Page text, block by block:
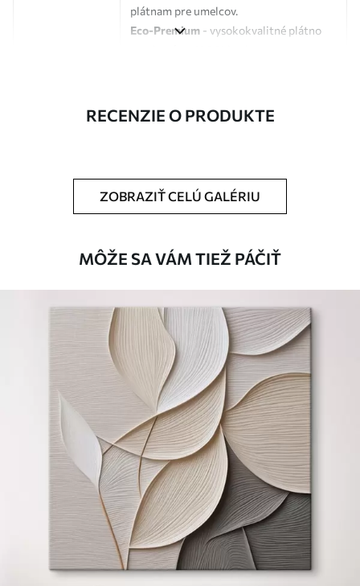
plátnam pre umelcov.
Eco-Premium - vysokokvalitné plátno
s33431
Dostupné materiály
Štandard
Odolné voči vyblednutiu
Bezpečný atrament bez zápachu
Povrch podobný plátnu
Ekologický materiál
Premium
.00
Žiarivé a sýte farby
Odolné voči vyblednutiu
Bezpečný atrament bez zápachu
Povrch podobný plátnu
Ekologický materiál
RECENZIE O PRODUKTE
ZOBRAZIŤ CELÚ GALÉRIU
MÔŽE SA VÁM TIEŽ PÁČIŤ